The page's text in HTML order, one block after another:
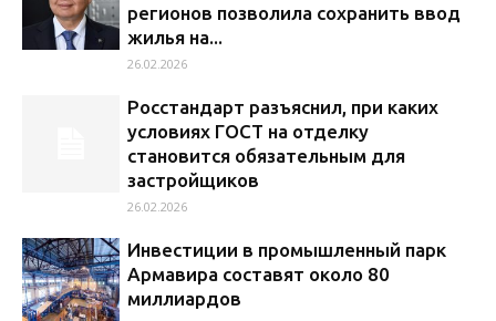
регионов позволила сохранить ввод
жилья на...
26.02.2026
Росстандарт разъяснил, при каких
условиях ГОСТ на отделку
становится обязательным для
застройщиков
26.02.2026
Инвестиции в промышленный парк
Армавира составят около 80
миллиардов